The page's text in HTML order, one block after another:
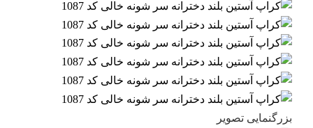
بزرگنمایی تصویر